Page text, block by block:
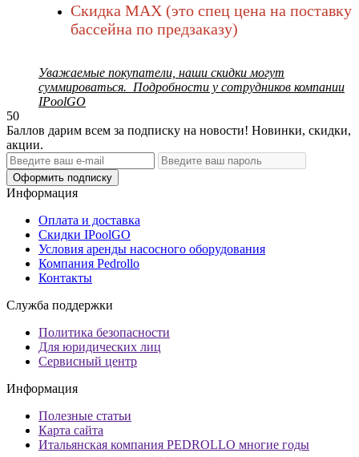
Скидка MAX (это спец цена на поставку
бассейна по предзаказу)
Уважаемые покупатели, наши скидки могут
суммироваться. Подробности у сотрудников компании
IPoolGO
50
Баллов дарим всем за подписку на новости! Новинки, скидки,
акции.
Оформить подписку
Информация
Оплата и доставка
Скидки IPoolGO
Условия аренды насосного оборудования
Компания Pedrollo
Контакты
Служба поддержки
Политика безопасности
Для юридических лиц
Сервисный центр
Информация
Полезные статьи
Карта сайта
Итальянская компания PEDROLLO многие годы